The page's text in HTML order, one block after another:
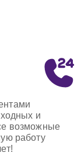
и
возможные
работу